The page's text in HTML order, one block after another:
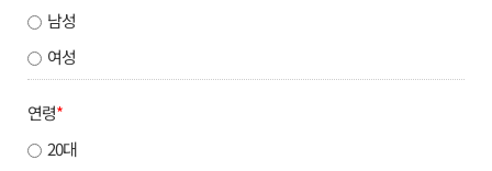
남성
여성
연령*
20대